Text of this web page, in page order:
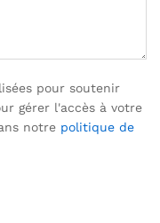
pour soutenir
gérer l'accès à votre
notre politique de